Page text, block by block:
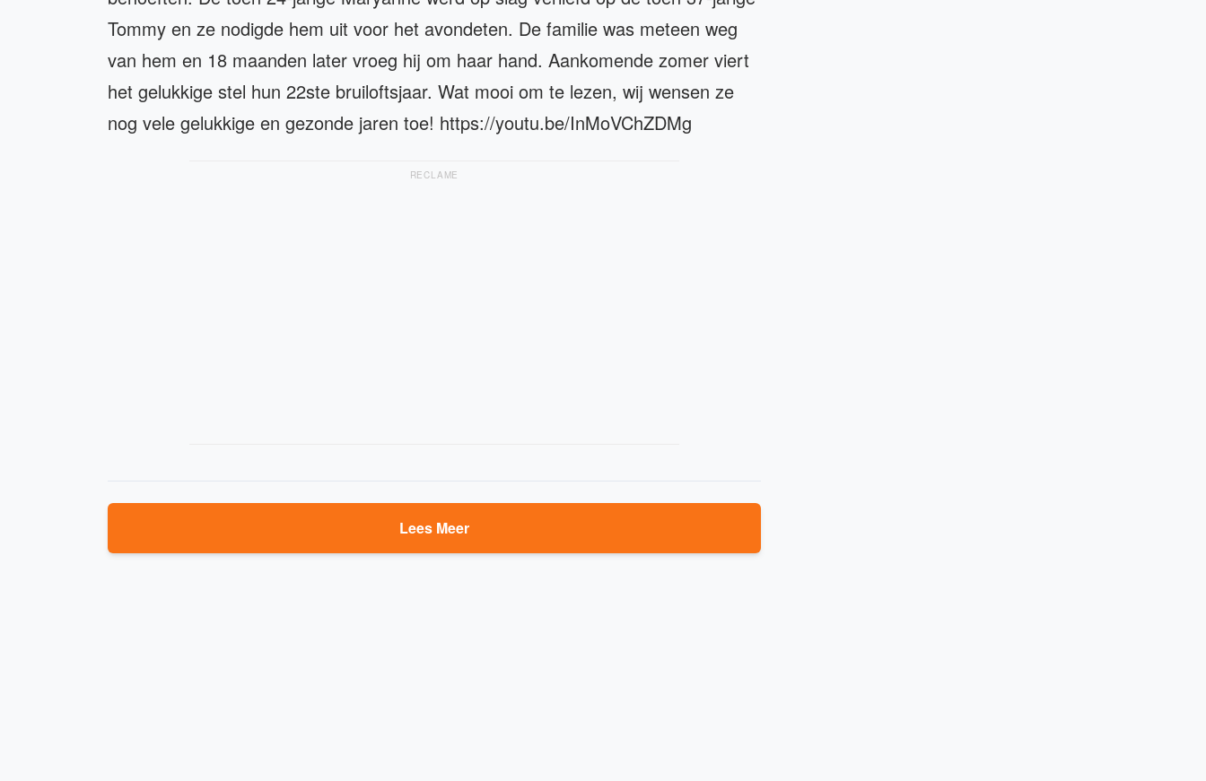
Tommy en ze nodigde hem uit voor het avondeten. De familie was meteen weg
van hem en 18 maanden later vroeg hij om haar hand. Aankomende zomer viert
het gelukkige stel hun 22ste bruiloftsjaar. Wat mooi om te lezen, wij wensen ze
nog vele gelukkige en gezonde jaren toe! https://youtu.be/InMoVChZDMg
RECLAME
Lees Meer